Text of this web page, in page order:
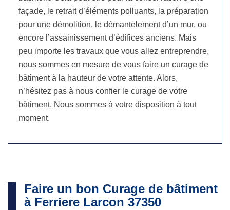
façade, le retrait d’éléments polluants, la préparation
pour une démolition, le démantèlement d’un mur, ou
encore l’assainissement d’édifices anciens. Mais
peu importe les travaux que vous allez entreprendre,
nous sommes en mesure de vous faire un curage de
bâtiment à la hauteur de votre attente. Alors,
n’hésitez pas à nous confier le curage de votre
bâtiment. Nous sommes à votre disposition à tout
moment.
Faire un bon Curage de bâtiment
à Ferriere Larcon 37350